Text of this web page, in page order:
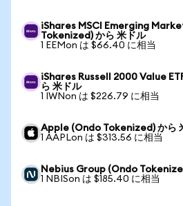
iShares MSCI Emerging
Tokenized) から 米ドル
1 EEMon は $66.40 に相当
iShares Russell 2000 Value
ら 米ドル
1 IWNon は $226.79 に相当
Apple (Ondo Tokenized) から
1 AAPLon は $313.56 に相当
Nebius Group (Ondo
1 NBISon は $185.40 に相当